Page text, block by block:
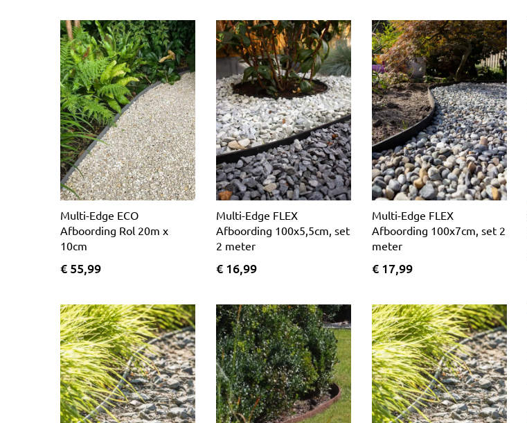
Multi-Edge ECO
Afboording Rol 20m x
10cm
€ 55,99
Multi-Edge FLEX
Afboording 100x5,5cm, set
2 meter
€ 16,99
Multi-Edge FLEX
Afboording 100x7cm, set 2
meter
€ 17,99